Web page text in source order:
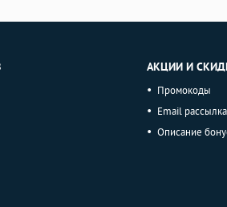
АКЦИИ И
Промокоды
Email рассылка
Описание